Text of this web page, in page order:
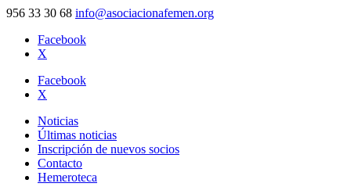
956 33 30 68 info@asociacionafemen.org
Facebook
X
Facebook
X
Noticias
Últimas noticias
Inscripción de nuevos socios
Contacto
Hemeroteca